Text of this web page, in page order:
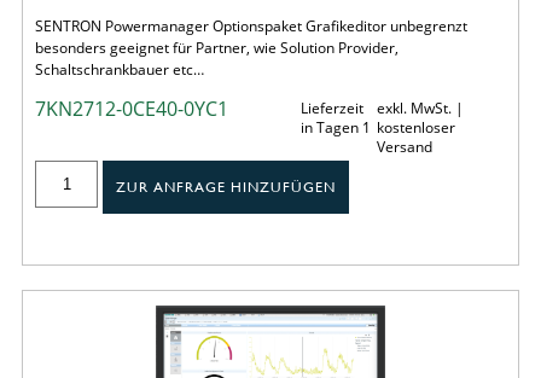
SENTRON Powermanager Optionspaket Grafikeditor unbegrenzt
besonders geeignet für Partner, wie Solution Provider,
Schaltschrankbauer etc…
7KN2712-0CE40-0YC1
Lieferzeit
in Tagen 1
exkl. MwSt. |
kostenloser
Versand
ZUR ANFRAGE HINZUFÜGEN